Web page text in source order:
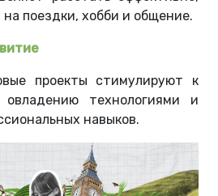
на поездки, хобби и общение.
проекты стимулируют к
технологиями и
навыков.